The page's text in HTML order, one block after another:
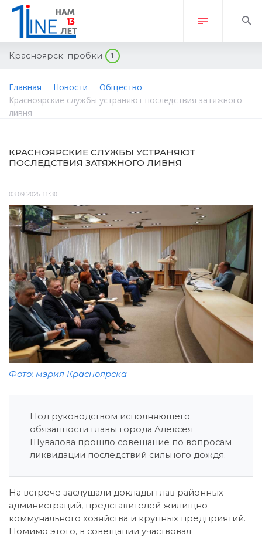
Красноярск: пробки 1
Главная Новости
Общество
Красноярские службы устраняют последствия затяжного
ливня
КРАСНОЯРСКИЕ СЛУЖБЫ УСТРАНЯЮТ
ПОСЛЕДСТВИЯ ЗАТЯЖНОГО ЛИВНЯ
03.09.2025 11:30
Фото: мэрия Красноярска
Под руководством исполняющего
обязанности главы города Алексея
Шувалова прошло совещание по вопросам
ликвидации последствий сильного дождя.
На встрече заслушали доклады глав районных
администраций, представителей жилищно-
коммунального хозяйства и крупных предприятий.
Помимо этого, в совещании участвовал